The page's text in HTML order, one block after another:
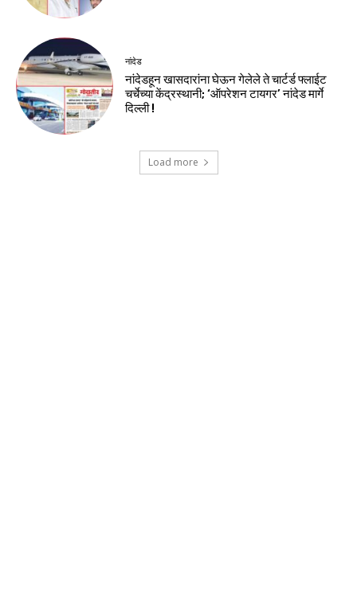
नांदेड
नांदेडहून खासदारांना घेऊन गेलेले ते चार्टर्ड फ्लाईट
चर्चेच्या केंद्रस्थानी; ‘ऑपरेशन टायगर’ नांदेड मार्गे
दिल्ली !
Load more